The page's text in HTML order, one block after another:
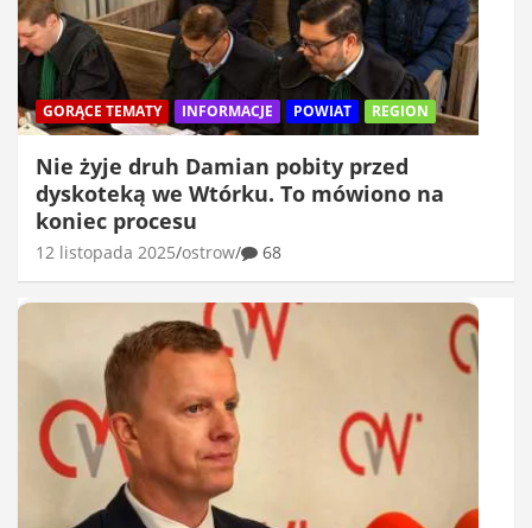
GORĄCE TEMATY INFORMACJE POWIAT REGION
Nie żyje druh Damian pobity przed
dyskoteką we Wtórku. To mówiono na
koniec procesu
12 listopada 2025 ostrow 68